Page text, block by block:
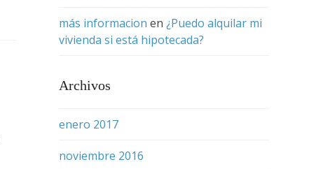
más informacion en ¿Puedo alquilar mi
vivienda si está hipotecada?
Archivos
enero 2017
noviembre 2016